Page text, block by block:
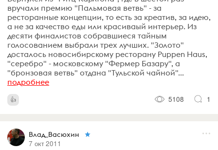
вручали премию "Пальмовая ветвь" - за
ресторанные концепции, то есть за креатив, за идею,
а не за качество еды или красиваый интерьер. Из
десяти финалистов собравшиеся тайным
голосованием выбрали трех лучших. "Золото"
досталось новосибирскому ресторану Puppen Haus,
"серебро" - московскому "Фермер Базару", а
"бронзовая ветвь" отдана "Тульской чайной"...
подробнее
5108
1
Влад_Васюхин
7 окт 2011